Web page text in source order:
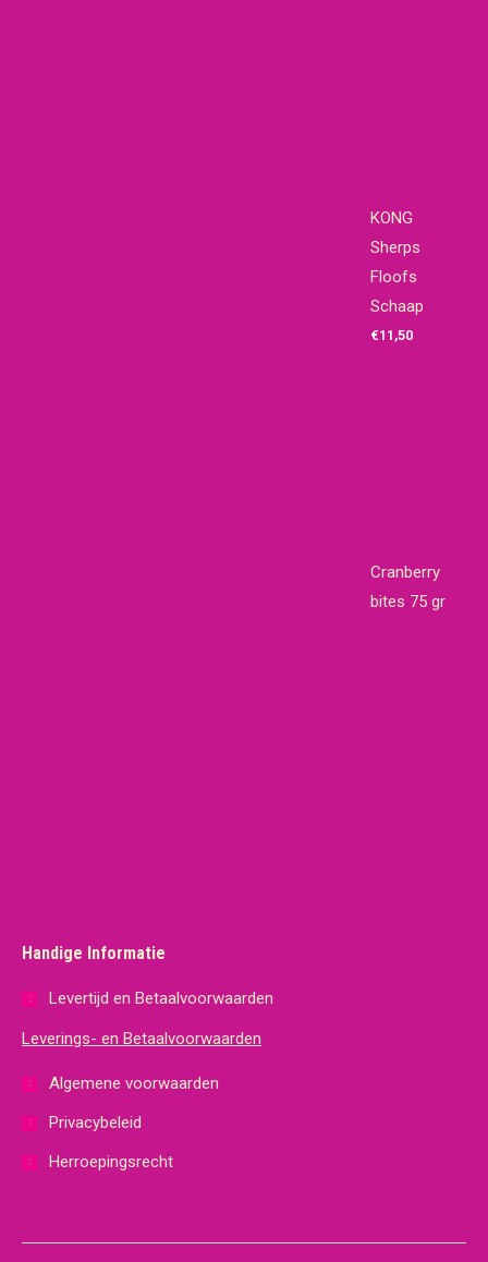
KONG
Sherps
Floofs
Schaap
€11,50
Cranberry
bites 75 gr
Handige Informatie
Levertijd en Betaalvoorwaarden
Leverings- en Betaalvoorwaarden
Algemene voorwaarden
Privacybeleid
Herroepingsrecht